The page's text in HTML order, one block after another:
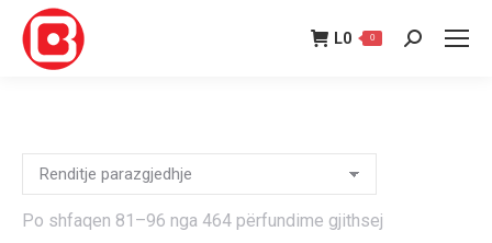
L0 0 Search:
Po shfaqen 81–96 nga 464 përfundime gjithsej